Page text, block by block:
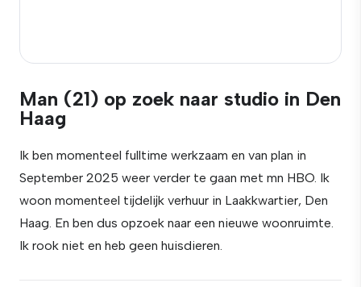
Man (21) op zoek naar studio in Den
Haag
Ik ben momenteel fulltime werkzaam en van plan in
September 2025 weer verder te gaan met mn HBO. Ik
woon momenteel tijdelijk verhuur in Laakkwartier, Den
Haag. En ben dus opzoek naar een nieuwe woonruimte.
Ik rook niet en heb geen huisdieren.